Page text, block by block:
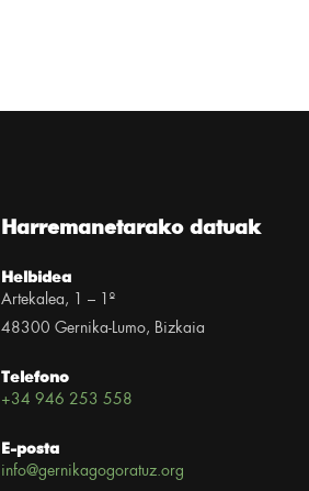
Harremanetarako datuak
Helbidea
Artekalea, 1 – 1º
48300 Gernika-Lumo, Bizkaia
Telefono
+34 946 253 558
E-posta
info@gernikagogoratuz.org